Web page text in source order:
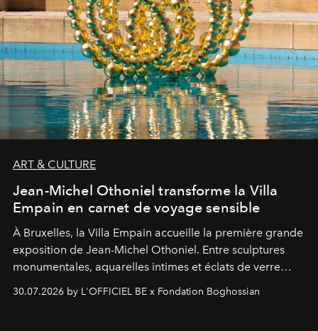
ART & CULTURE
Jean-Michel Othoniel transforme la Villa
Empain en carnet de voyage sensible
À Bruxelles, la Villa Empain accueille la première grande
exposition de Jean-Michel Othoniel. Entre sculptures
monumentales, aquarelles intimes et éclats de verre
émotionnel où chaque œuvre devient le souvenir
30.07.2026 by L'OFFICIEL BE x Fondation Boghossian